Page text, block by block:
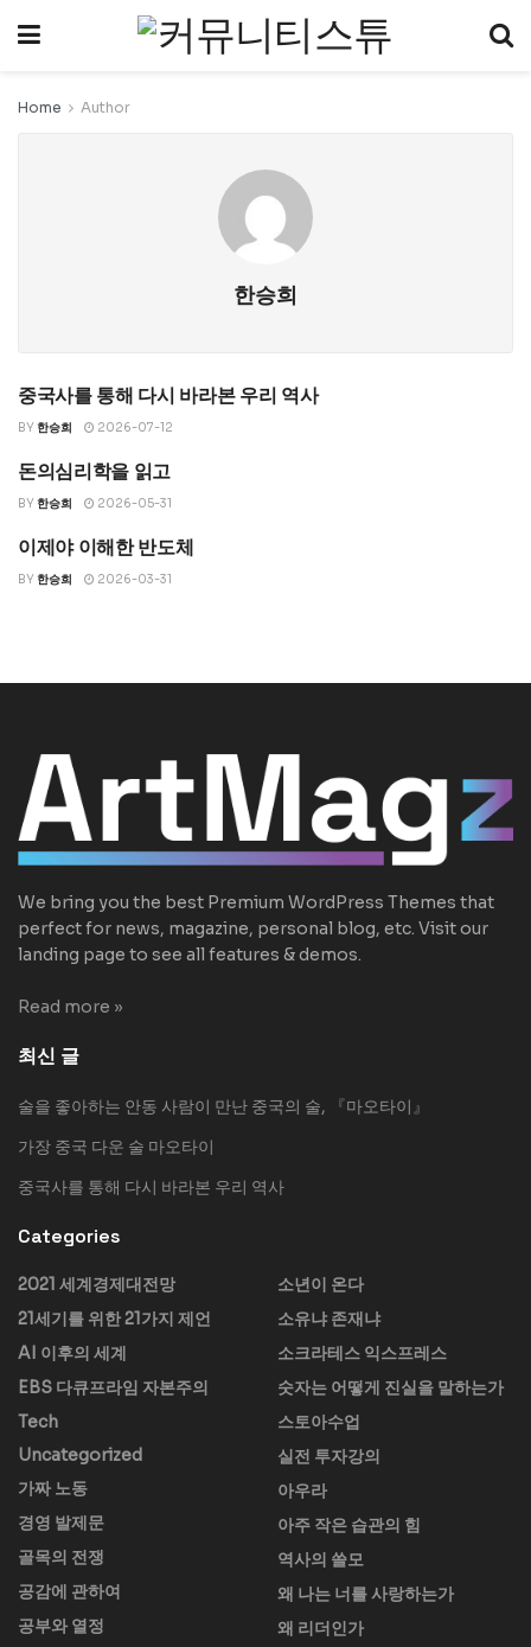
Home Author
한승희
UNCATEGORIZED
중국사를 통해 다시 바라본 우리 역사
BY한승희 2026-07-12
돈의 심리학
돈의심리학을 읽고
BY한승희 2026-05-31
칩워
이제야 이해한 반도체
BY한승희 2026-03-31
We bring you the best Premium WordPress Themes that
perfect for news, magazine, personal blog, etc. Visit our
landing page to see all features & demos.
Read more »
최신 글
술을 좋아하는 안동 사람이 만난 중국의 술, 『마오타이』
가장 중국 다운 술 마오타이
중국사를 통해 다시 바라본 우리 역사
Categories
2021 세계경제대전망
21세기를 위한 21가지 제언
AI 이후의 세계
EBS 다큐프라임 자본주의
Tech
Uncategorized
가짜 노동
경영 발제문
골목의 전쟁
공감에 관하여
공부와 열정
소년이 온다
소유냐 존재냐
소크라테스 익스프레스
숫자는 어떻게 진실을 말하는가
스토아수업
실전 투자강의
아우라
아주 작은 습관의 힘
역사의 쓸모
왜 나는 너를 사랑하는가
왜 리더인가